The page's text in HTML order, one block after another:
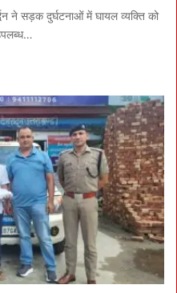
ने सड़क दुर्घटनाओं में घायल व्यक्ति को